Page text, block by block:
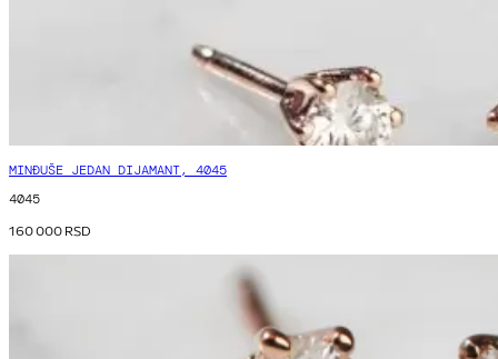
MINĐUŠE JEDAN DIJAMANT, 4045
4045
160 000RSD